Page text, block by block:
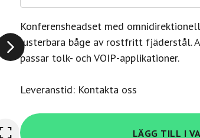
Konferensheadset med
justerbara båge av rostfritt fjäderstål.
passar tolk- och VOIP-applikationer.
Leveranstid: Kontakta oss
Akg
LÄGG TILL I